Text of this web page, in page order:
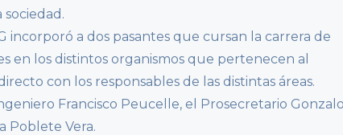
incorporó a dos pasantes que cursan la carrera de
en los distintos organismos que pertenecen al
con los responsables de las distintas áreas.
Francisco Peucelle, el Prosecretario
Poblete Vera.